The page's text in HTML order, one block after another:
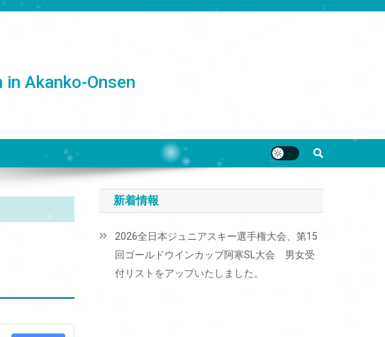
Akanko-Onsen
新着情報
2026全日本ジュニアスキー選手権大会、第15
回ゴールドウインカップ阿寒SL大会 男女受
付リストをアップいたしました。